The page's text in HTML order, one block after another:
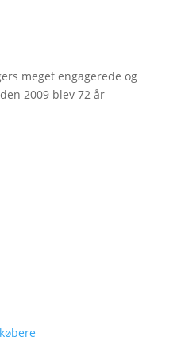
meget engagerede og
2009 blev 72 år